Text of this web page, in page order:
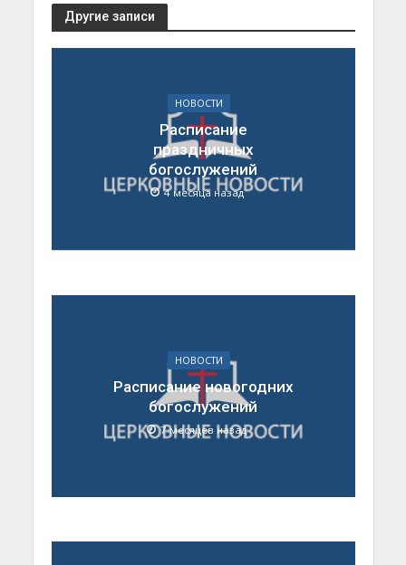
Другие записи
НОВОСТИ
Расписание
праздничных
богослужений
4 месяца назад
НОВОСТИ
Расписание новогодних
богослужений
7 месяцев назад